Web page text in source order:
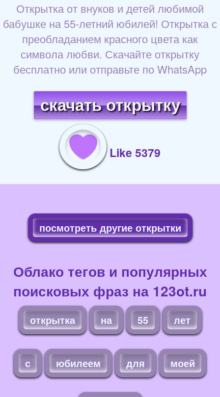
Открытка от внуков и детей любимой
бабушке на 55-летний юбилей! Открытка с
преобладанием красного цвета как
символа любви. Скачайте открытку
бесплатно или отправьте по WhatsApp
скачать открытку
Like 5379
посмотреть другие открытки
Облако тегов и популярных
поисковых фраз на 123ot.ru
открытка на 55 лет
с юбилеем для моей